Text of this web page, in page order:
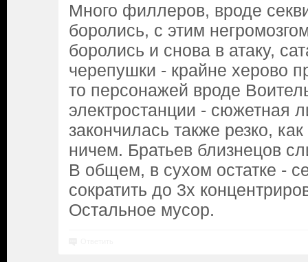
Много филлеров, вроде
боролись, с этим
боролись и снова в атаку,
черепушки - крайне херово
то персонажей вроде
электростанции - сюжетная
закончилась также резко,
ничем. Братьев близнецов
В общем, в сухом остатке -
сократить до 3х
Остальное мусор.